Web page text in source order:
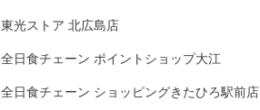
東光ストア 北広島店
全日食チェーン ポイントショップ大江
全日食チェーン ショッピングきたひろ駅前店